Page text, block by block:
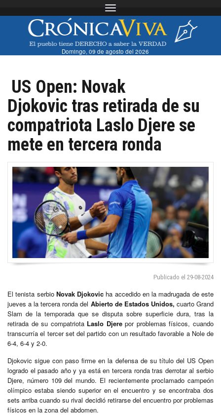
Toggle navigation
Domingo, 09 de agosto del 2026
US Open: Novak
Djokovic tras retirada de su
compatriota Laslo Djere se
mete en tercera ronda
Publicado el 29-08-2024
El tenista serbio Novak Djokovic ha accedido en la madrugada de este
jueves a la tercera ronda del Abierto de Estados Unidos, cuarto Grand
Slam de la temporada que se disputa sobre superficie dura, tras la
retirada de su compatriotaLaslo Djerepor problemas físicos, cuando
transcurría el tercer set del partido con un resultado favorable a Nole de
6-4, 6-4 y 2-0.
Djokovic sigue con paso firme en la defensa de su título del US Open
logrado el pasado año y ya está en tercera ronda tras derrotar al serbio
Djere, número 109 del mundo. El recientemente proclamado campeón
olímpico estaba siendo superior en el encuentro y se encontraba dos
sets arriba cuando su rival decidió retirarse del encuentro por problemas
físicos en la zona del abdomen.